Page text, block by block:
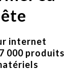
internet
000 produits